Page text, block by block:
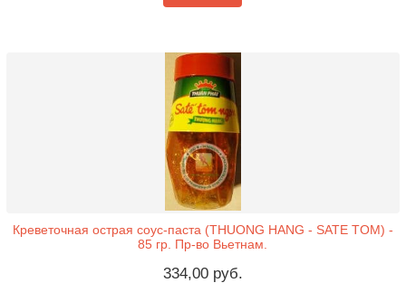
Креветочная острая соус-паста (THUONG HANG - SATE TOM) -
85 гр. Пр-во Вьетнам.
334,00 руб.